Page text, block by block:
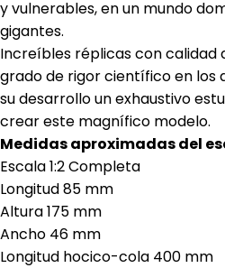
y vulnerables, en un mundo
gigantes.
Increíbles réplicas con calidad
grado de rigor científico en los
su desarrollo un exhaustivo
crear este magnífico modelo.
Medidas aproximadas del
Escala 1:2 Completa
Longitud 85 mm
Altura 175 mm
Ancho 46 mm
Longitud hocico-cola 400 mm